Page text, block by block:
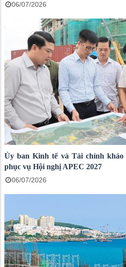
06/07/2026
Ủy ban Kinh tế và Tài chính khảo
phục vụ Hội nghị APEC 2027
06/07/2026